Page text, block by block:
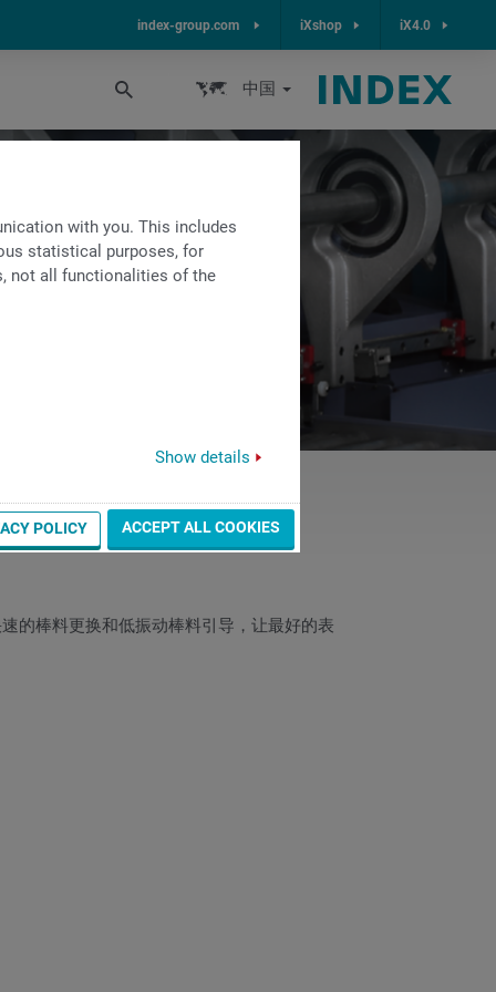
with you. This includes
statistical purposes, for
not all functionalities of the
Show details
POLICY ACCEPT ALL COOKIES
index-group.com iXshop iX4.0
中国
的棒料更换和低振动棒料引导，让最好的表